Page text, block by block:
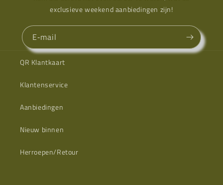
exclusieve weekend aanbiedingen zijn!
E‑mail
QR Klantkaart
Klantenservice
Aanbiedingen
Nieuw binnen
Herroepen/Retour